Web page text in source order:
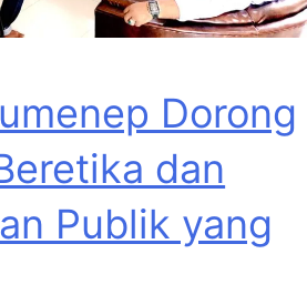
Dorong
dan
Publik yang